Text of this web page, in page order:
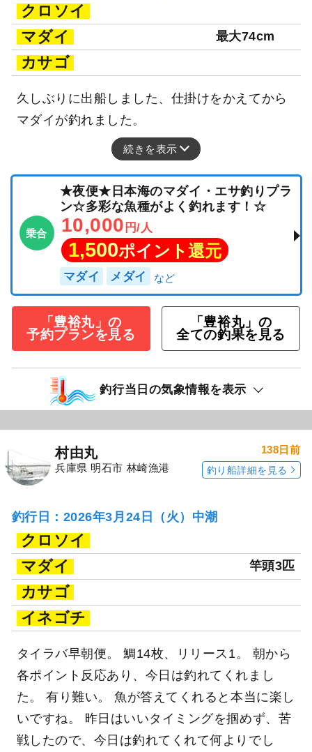
クロソイ
マダイ
最大74cm
カサゴ
久しぶりに出船しました、仕掛けをかえてから
マダイが釣れました。
続きを表示
乗合
★夜便★日本海のマダイ・エサ釣りプラ
ン☆多彩な魚種がよく釣れます！☆
10,000 円/人
1,500ポイント還元
マダイ メダイ
「豊裕丸」の
予約プランを見る
「豊裕丸」の
全ての釣果を見る
釣行当日の気象情報を表示
村由丸
兵庫県 明石市 林崎漁港
138日前
釣り船詳細を見る
釣行日：2026年3月24日（火）中潮
クロソイ
マダイ
竿頭3匹
カサゴ
イネゴチ
タイラバ早朝便。 鯛14枚、リリース1。 朝から
各ポイント反応あり、今日は釣れてくれまし
た。 有り難い。 魚が答えてくれると本当に楽し
いですね。 昨日はいいタイミングを掴めず、苦
戦したので、今日は釣れてくれて何よりでし